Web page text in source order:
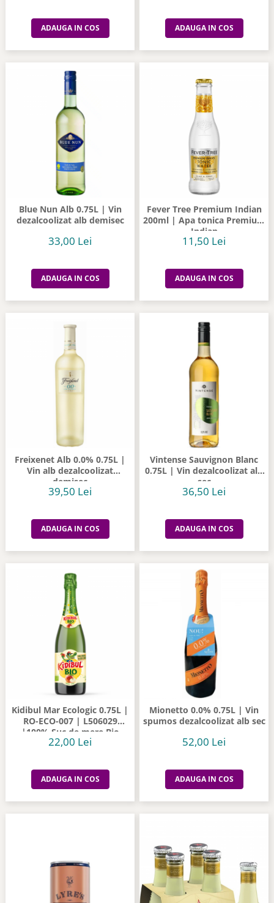
ADAUGA IN COS ADAUGA IN COS
Blue Nun Alb 0.75L | Vin
dezalcoolizat alb demisec
33,00 Lei
ADAUGA IN COS
Fever Tree Premium Indian
200ml | Apa tonica Premium
Indian
11,50 Lei
ADAUGA IN COS
Freixenet Alb 0.0% 0.75L |
Vin alb dezalcoolizat
demisec
39,50 Lei
ADAUGA IN COS
Vintense Sauvignon Blanc
0.75L | Vin dezalcoolizat alb
sec
36,50 Lei
ADAUGA IN COS
Kidibul Mar Ecologic 0.75L |
RO-ECO-007 | L506029
|100% Suc de mere Bio
22,00 Lei
ADAUGA IN COS
Mionetto 0.0% 0.75L | Vin
spumos dezalcoolizat alb sec
52,00 Lei
ADAUGA IN COS